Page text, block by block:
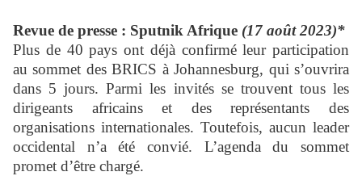
Revue de presse : Sputnik Afrique (17 août 2023)*
Plus de 40 pays ont déjà confirmé leur participation
au sommet des BRICS à Johannesburg, qui s’ouvrira
dans 5 jours. Parmi les invités se trouvent tous les
dirigeants africains et des représentants des
organisations internationales. Toutefois, aucun leader
occidental n’a été convié. L’agenda du sommet
promet d’être chargé.